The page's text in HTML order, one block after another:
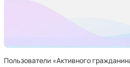
Пользователи «Активного